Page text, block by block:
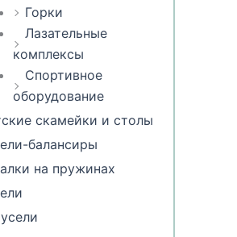
Горки
Лазательные
комплексы
Спортивное
оборудование
скамейки и столы
балансиры
на пружинах